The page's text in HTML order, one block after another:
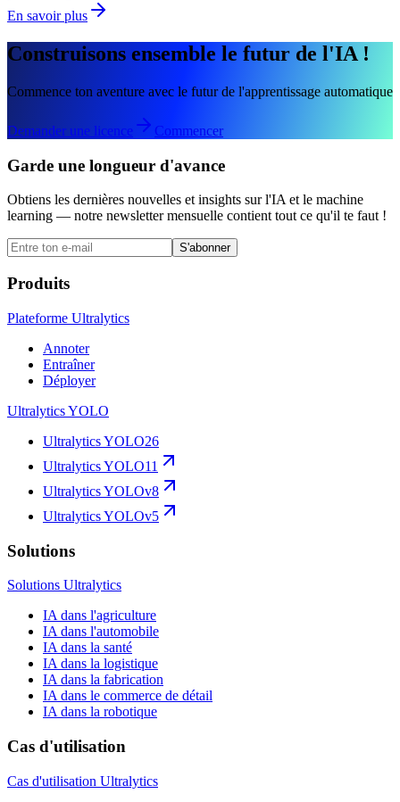
En savoir plus
Construisons ensemble le futur de l'IA !
Commence ton aventure avec le futur de l'apprentissage automatique
Demander une licence Commencer
Garde une longueur d'avance
Obtiens les dernières nouvelles et insights sur l'IA et le machine
learning — notre newsletter mensuelle contient tout ce qu'il te faut !
S'abonner
Produits
Plateforme Ultralytics
Annoter
Entraîner
Déployer
Ultralytics YOLO
Ultralytics YOLO26
Ultralytics YOLO11
Ultralytics YOLOv8
Ultralytics YOLOv5
Solutions
Solutions Ultralytics
IA dans l'agriculture
IA dans l'automobile
IA dans la santé
IA dans la logistique
IA dans la fabrication
IA dans le commerce de détail
IA dans la robotique
Cas d'utilisation
Cas d'utilisation Ultralytics